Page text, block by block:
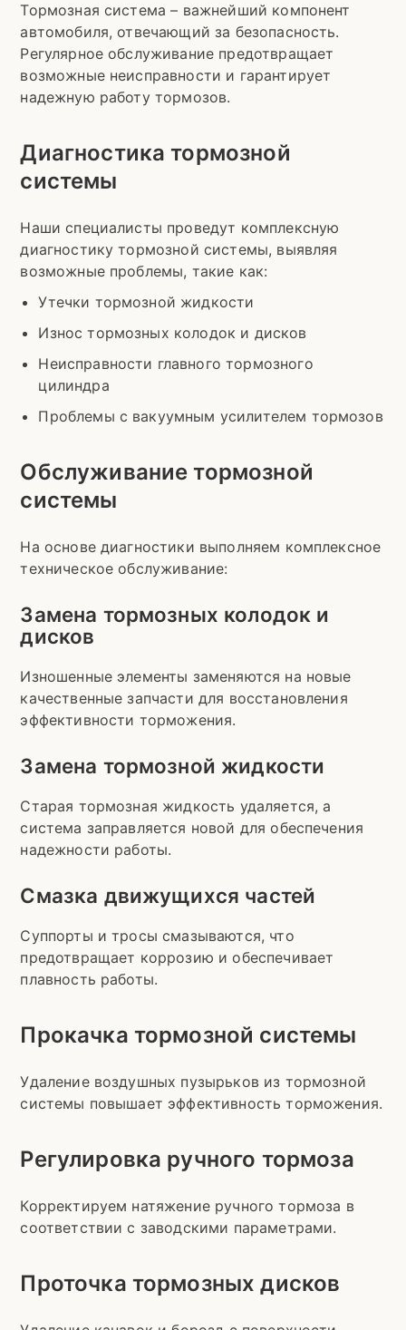
Тормозная система – важнейший компонент
автомобиля, отвечающий за безопасность.
Регулярное обслуживание предотвращает
возможные неисправности и гарантирует
надежную работу тормозов.
Диагностика тормозной
системы
Наши специалисты проведут комплексную
диагностику тормозной системы, выявляя
возможные проблемы, такие как:
Утечки тормозной жидкости
Износ тормозных колодок и дисков
Неисправности главного тормозного
цилиндра
Проблемы с вакуумным усилителем тормозов
Обслуживание тормозной
системы
На основе диагностики выполняем комплексное
техническое обслуживание:
Замена тормозных колодок и
дисков
Изношенные элементы заменяются на новые
качественные запчасти для восстановления
эффективности торможения.
Замена тормозной жидкости
Старая тормозная жидкость удаляется, а
система заправляется новой для обеспечения
надежности работы.
Смазка движущихся частей
Суппорты и тросы смазываются, что
предотвращает коррозию и обеспечивает
плавность работы.
Прокачка тормозной системы
Удаление воздушных пузырьков из тормозной
системы повышает эффективность торможения.
Регулировка ручного тормоза
Корректируем натяжение ручного тормоза в
соответствии с заводскими параметрами.
Проточка тормозных дисков